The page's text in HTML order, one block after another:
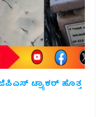
ಟ್ರ್ಯಾಕರ್ ಹೊತ್ತ